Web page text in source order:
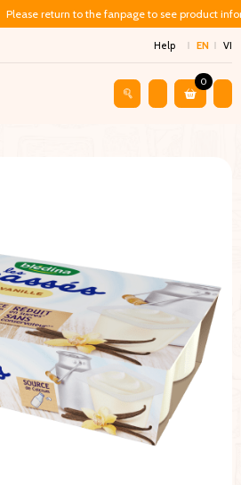
Please return to the fanpage to see product
Help EN VI
0